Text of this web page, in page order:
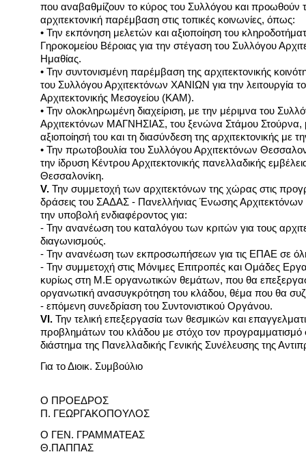
που αναβαθμίζουν το κύρος του Συλλόγου και προωθούν
αρχιτεκτονική παρέμβαση στις τοπικές κοινωνίες, όπως:
• Την εκπόνηση μελετών και αξιοποίηση του
Γηροκομείου Βέροιας για την στέγαση του Συλλόγου
Ημαθίας.
• Την συντονισμένη παρέμβαση της αρχιτεκτονικής
του Συλλόγου Αρχιτεκτόνων ΧΑΝΙΩΝ για την λειτουργία
Αρχιτεκτονικής Μεσογείου (ΚΑΜ).
• Την ολοκληρωμένη διαχείριση, με την μέριμνα του
Αρχιτεκτόνων ΜΑΓΝΗΣΙΑΣ, του ξενώνα Στάμου Στούρνα,
αξιοποίησή του και τη διασύνδεση της αρχιτεκτονικής με
• Την πρωτοβουλία του Συλλόγου Αρχιτεκτόνων
την ίδρυση Κέντρου Αρχιτεκτονικής πανελλαδικής
Θεσσαλονίκη.
V. Την συμμετοχή των αρχιτεκτόνων της χώρας στις
δράσεις του ΣΑΔΑΣ - Πανελλήνιας Ένωσης Αρχιτεκτόνων
την υποβολή ενδιαφέροντος για:
- Την ανανέωση του καταλόγου των κριτών για τους
διαγωνισμούς.
- Την ανανέωση των εκπροσωπήσεων για τις ΕΠΑΕ σε
- Την συμμετοχή στις Μόνιμες Επιτροπές και Ομάδες
κυρίως στη Μ.Ε οργανωτικών θεμάτων, που θα
οργανωτική ανασυγκρότηση του κλάδου, θέμα που θα
- επόμενη συνεδρίαση του Συντονιστικού Οργάνου.
VI. Την τελική επεξεργασία των θεσμικών και
προβλημάτων του κλάδου με στόχο τον προγραμματισμό
διάστημα της Πανελλαδικής Γενικής Συνέλευσης της
Για το Διοικ. Συμβούλιο
Ο ΠΡΟΕΔΡΟΣ
Π. ΓΕΩΡΓΑΚΟΠΟΥΛΟΣ
Ο ΓΕΝ. ΓΡΑΜΜΑΤΕΑΣ
Θ.ΠΑΠΠΑΣ